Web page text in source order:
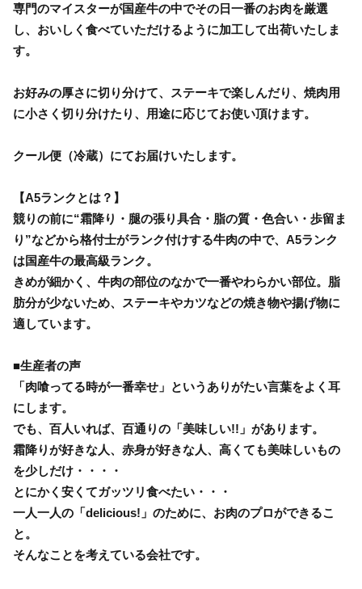
専門のマイスターが国産牛の中でその日一番のお肉を厳選
し、おいしく食べていただけるように加工して出荷いたしま
す。
お好みの厚さに切り分けて、ステーキで楽しんだり、焼肉用
に小さく切り分けたり、用途に応じてお使い頂けます。
クール便（冷蔵）にてお届けいたします。
【A5ランクとは？】
競りの前に“霜降り・腿の張り具合・脂の質・色合い・歩留ま
り”などから格付士がランク付けする牛肉の中で、A5ランク
は国産牛の最高級ランク。
きめが細かく、牛肉の部位のなかで一番やわらかい部位。脂
肪分が少ないため、ステーキやカツなどの焼き物や揚げ物に
適しています。
■生産者の声
「肉喰ってる時が一番幸せ」というありがたい言葉をよく耳
にします。
でも、百人いれば、百通りの「美味しい!!」があります。
霜降りが好きな人、赤身が好きな人、高くても美味しいもの
を少しだけ・・・・
とにかく安くてガッツリ食べたい・・・
一人一人の「delicious!」のために、お肉のプロができるこ
と。
そんなことを考えている会社です。